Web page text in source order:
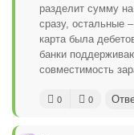
разделит сумму
сразу, остальные
карта была
банки
совместимость
0 0